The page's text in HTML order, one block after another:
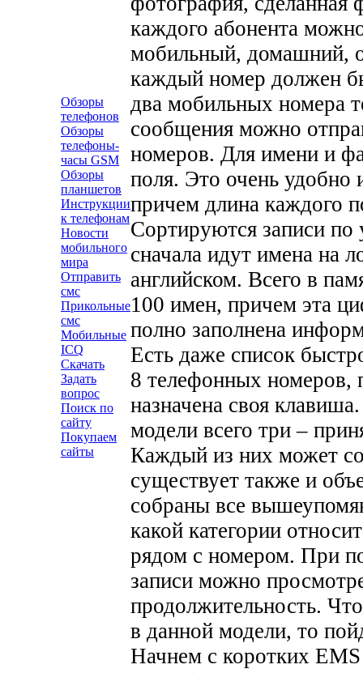
Обзоры
телефонов
Обзоры
телефоны-
часы GSM
Обзоры
планшетов
Инструкции
к телефонам
Новости
мобильного
мира
Отправить
смс
Прикольные
смс
Мобильные
ICQ
Скачать
Задать
вопрос
Поиск по
сайту
Покупаем
сайты
каждого абонента
мобильный, домашний,
каждый номер должен
два мобильных номера
сообщения можно
номеров. Для имени и
поля. Это очень удобно
причем длина каждого
Сортируются записи по
сначала идут имена на
английском. Всего в
100 имен, причем эта
полно заполнена
Есть даже список
8 телефонных номеров,
назначена своя
модели всего три –
Каждый из них может
существует также и
собраны все
какой категории
рядом с номером. При
записи можно
продолжительность.
в данной модели, то
Начнем с коротких